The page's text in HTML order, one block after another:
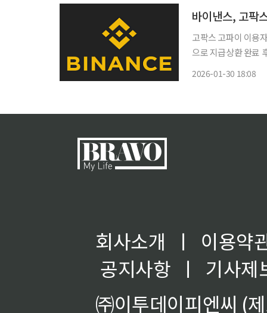
고팍스 고파이 이용
으로 지급상환 완료
2026-01-30 18:08
회사소개 ㅣ
이용약
공지사항
ㅣ
기사제
㈜이투데이피엔씨 (